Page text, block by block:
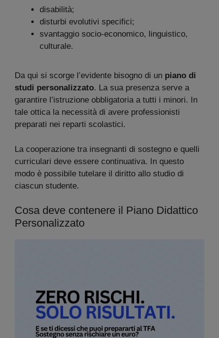
disabilità;
disturbi evolutivi specifici;
svantaggio socio-economico, linguistico,
culturale.
Da qui si scorge l’evidente bisogno di un piano di
studi personalizzato. La sua presenza serve a
garantire l’istruzione obbligatoria a tutti i minori. In
tale ottica la necessità di avere professionisti
preparati nei reparti scolastici.
La cooperazione tra insegnanti di sostegno e quelli
curriculari deve essere continuativa. In questo
modo è possibile tutelare il diritto allo studio di
ciascun studente.
Cosa deve contenere il Piano Didattico
Personalizzato